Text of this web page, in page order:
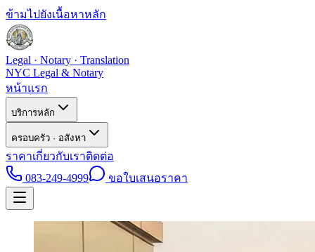
ข้ามไปยังเนื้อหาหลัก
Legal · Notary · Translation
NYC Legal & Notary
หน้าแรก
บริการหลัก
ครอบครัว · อสังหา
ราคาเกี่ยวกับเราติดต่อ
083-249-4999
ขอใบเสนอราคา